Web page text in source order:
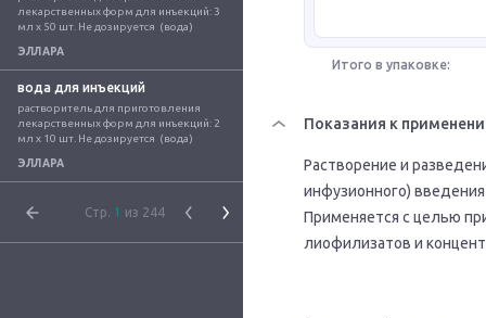
лекарственных форм для инъекций: 3
мл x 50 шт. Не дозируется  (вода)
ЭЛЛАРА
вода для инъекций
растворитель для приготовления
лекарственных форм для инъекций: 2
мл x 10 шт. Не дозируется  (вода)
ЭЛЛАРА
Стр. 1 из 244
Итого в упаковке:
Показания к
Растворение и
инфузионного)
Применяется с целью
лиофилизатов и